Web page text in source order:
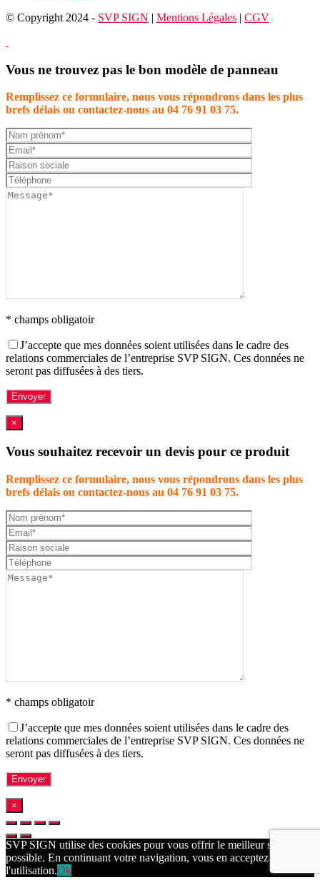
© Copyright 2024 - SVP SIGN | Mentions Légales | CGV
Vous ne trouvez pas le bon modèle de panneau
Remplissez ce formulaire, nous vous répondrons dans les plus
brefs délais ou contactez-nous au 04 76 91 03 75.
* champs obligatoir
J’accepte que mes données soient utilisées dans le cadre des
relations commerciales de l’entreprise SVP SIGN. Ces données ne
seront pas diffusées à des tiers.
×
Vous souhaitez recevoir un devis pour ce produit
Remplissez ce formulaire, nous vous répondrons dans les plus
brefs délais ou contactez-nous au 04 76 91 03 75.
* champs obligatoir
J’accepte que mes données soient utilisées dans le cadre des
relations commerciales de l’entreprise SVP SIGN. Ces données ne
seront pas diffusées à des tiers.
×
SVP SIGN utilise des cookies pour vous offrir le meilleur service
possible. En continuant votre navigation, vous en acceptez
l'utilisation.Ok